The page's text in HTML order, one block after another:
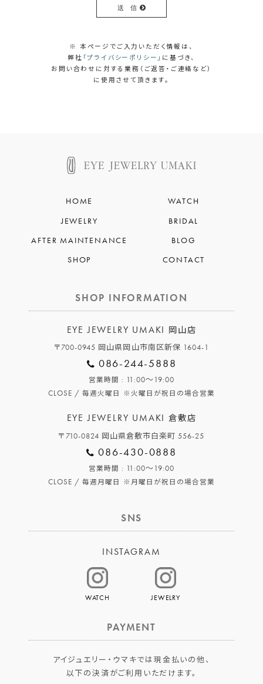
送 信
※ 本ページでご入力いただく情報は、
弊社 「プライバシーポリシー」 に基づき、
お問い合わせに対する業務（ご返答・ご連絡など）
に使用させて頂きます。
HOME
WATCH
JEWELRY
BRIDAL
AFTER MAINTENANCE
BLOG
SHOP
CONTACT
SHOP INFORMATION
EYE JEWELRY UMAKI 岡山店
〒700-0945 岡山県岡山市南区新保 1604-1
086-244-5888
営業時間 : 11:00～19:00
CLOSE /毎週火曜日 ※火曜日が祝日の場合営業
EYE JEWELRY UMAKI 倉敷店
〒710-0824 岡山県倉敷市白楽町 556-25
086-430-0888
営業時間 : 11:00～19:00
CLOSE /毎週月曜日 ※月曜日が祝日の場合営業
SNS
INSTAGRAM
WATCH JEWELRY
PAYMENT
アイジュエリー・ウマキでは現金払いの他、
以下の決済がご利用いただけます。